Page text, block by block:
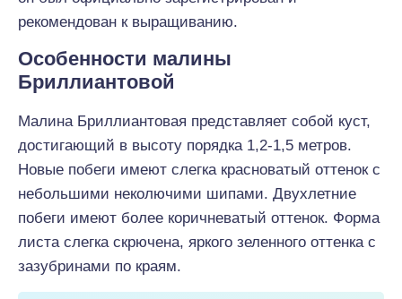
рекомендован к выращиванию.
Особенности малины
Бриллиантовой
Малина Бриллиантовая представляет собой куст,
достигающий в высоту порядка 1,2-1,5 метров.
Новые побеги имеют слегка красноватый оттенок с
небольшими неколючими шипами. Двухлетние
побеги имеют более коричневатый оттенок. Форма
листа слегка скрючена, яркого зеленного оттенка с
зазубринами по краям.